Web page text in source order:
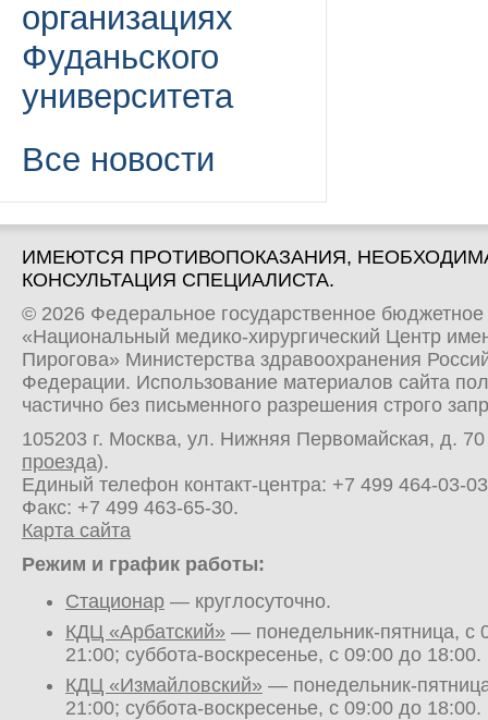
организациях
Фуданьского
университета
Все новости
ИМЕЮТСЯ ПРОТИВОПОКАЗАНИЯ,
КОНСУЛЬТАЦИЯ СПЕЦИАЛИСТА.
© 2026 Федеральное государственное
«Национальный медико-хирургический Центр
Пирогова» Министерства здравоохранения
Федерации. Использование материалов сайта
частично без письменного разрешения строго
105203 г. Москва, ул. Нижняя Первомайская, д.
проезда).
Единый телефон контакт-центра: +7 499 464-03-03
Факс: +7 499 463-65-30.
Карта сайта
Режим и график работы:
Стационар — круглосуточно.
КДЦ «Арбатский» — понедельник-пятница, с
21:00; суббота-воскресенье, с 09:00 до 18:00.
КДЦ «Измайловский» — понедельник-
21:00; суббота-воскресенье, с 09:00 до 18:00.